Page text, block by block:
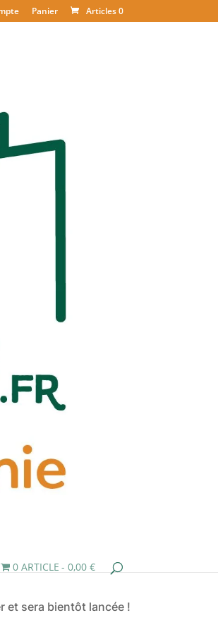
Panier Articles 0
0 ARTICLE 0,00 €
et sera bientôt lancée !